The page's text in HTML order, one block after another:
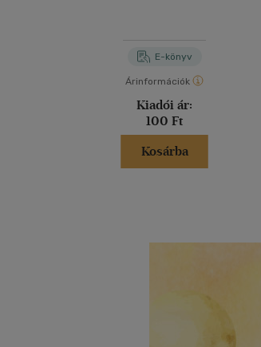
E-könyv
Árinformációk
Kiadói ár:
100 Ft
Kosárba